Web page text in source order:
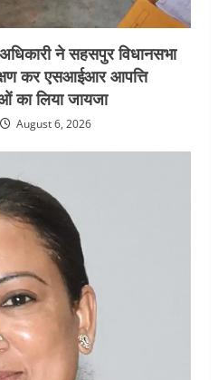
अधिकारी ने सहसपुर विधानसभा
कर एसआईआर आपत्ति
का लिया जायजा
August 6, 2026